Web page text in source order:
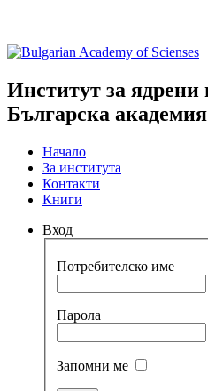
Институт за ядрени
Българска
Начало
За института
Контакти
Книги
Вход
Потребителско име
Парола
Запомни ме